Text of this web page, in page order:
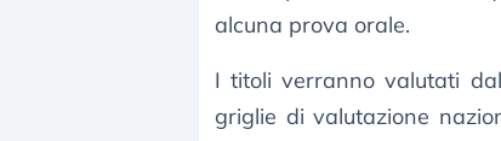
alcuna prova orale.
I titoli verranno valutati dal
griglie di valutazione